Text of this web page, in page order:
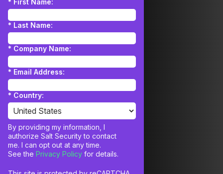
* First Name:
* Last Name:
* Company Name:
* Email Address:
* Country:
By providing my information, I
authorize Salt Security to contact
me. I can opt out at any time.
See the Privacy Policy for details.